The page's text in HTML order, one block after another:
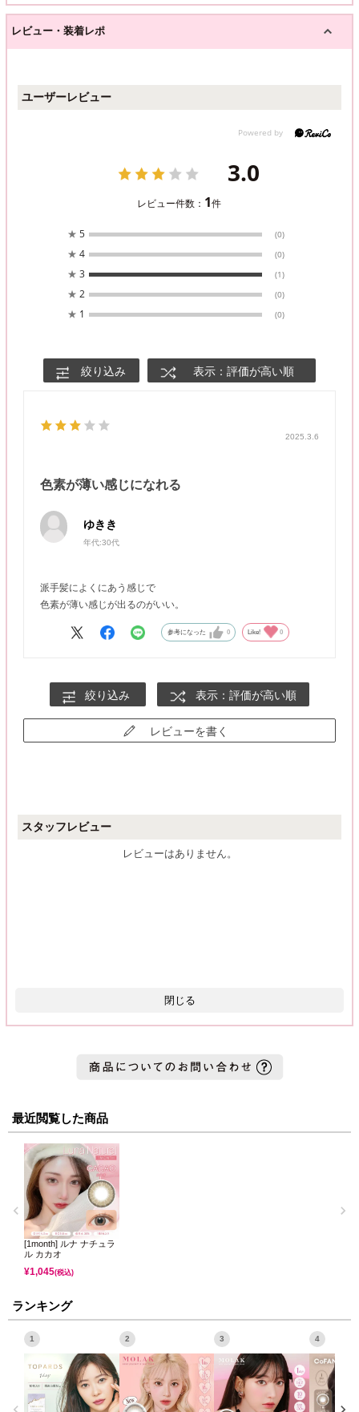
レビュー・装着レポ
ユーザーレビュー
3.0
レビュー件数： 1件
★ 5 (0)
★ 4 (0)
★ 3 (1)
★ 2 (0)
★ 1 (0)
絞り込み 表示：評価が高い順
2025.3.6
色素が薄い感じになれる
ゆきき
年代:30代
派手髪によくにあう感じで
色素が薄い感じが出るのがいい。
参考になった 0 Like! 0
絞り込み 表示：評価が高い順
レビューを書く
スタッフレビュー
レビューはありません。
閉じる
最近閲覧した商品
[1month] ルナ ナチュラ
ル カカオ
¥1,045(税込)
ランキング
1 2 3 4